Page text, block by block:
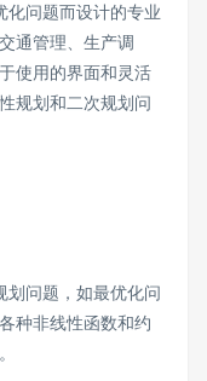
化问题而设计的专业
通管理、生产调
使用的界面和灵活
规划和二次规划问
划问题，如最优化问
种非线性函数和约